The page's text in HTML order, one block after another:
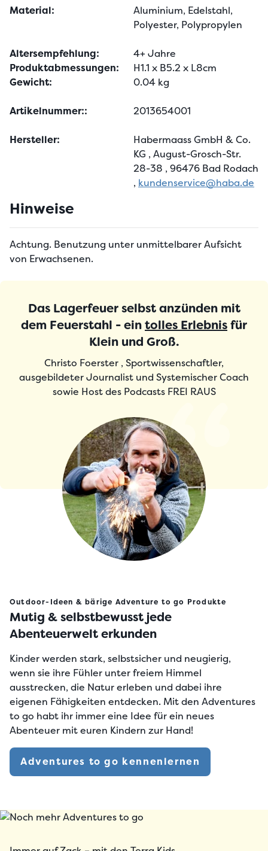
Material:
Aluminium, Edelstahl,
Polyester, Polypropylen
Altersempfehlung:
4+ Jahre
Produktabmessungen:
H1.1 x B5.2 x L8cm
Gewicht:
0.04 kg
Artikelnummer:: 2013654001
Hersteller:
Habermaass GmbH & Co.
KG , August-Grosch-Str.
28-38 , 96476 Bad Rodach
, kundenservice@haba.de
Hinweise
Achtung. Benutzung unter unmittelbarer Aufsicht
von Erwachsenen.
Das Lagerfeuer selbst anzünden mit
dem Feuerstahl - eintolles Erlebnisfür
Klein und Groß.
Christo Foerster , Sportwissenschaftler,
ausgebildeter Journalist und Systemischer Coach
sowie Host des Podcasts FREI RAUS
Outdoor-Ideen & bärige Adventure to go Produkte
Mutig & selbstbewusst jede
Abenteuerwelt erkunden
Kinder werden stark, selbstsicher und neugierig,
wenn sie ihre Fühler unter freiem Himmel
ausstrecken, die Natur erleben und dabei ihre
eigenen Fähigkeiten entdecken. Mit den Adventures
to go habt ihr immereine Idee für ein neues
Abenteuer mit euren Kindern zur Hand!
Adventures to go kennenlernen